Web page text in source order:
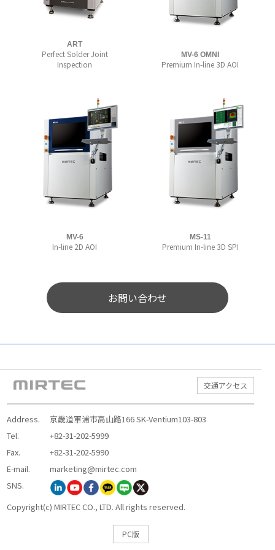
ART
Perfect Solder Joint
Inspection
MV-6 OMNI
Premium In-line 3D AOI
MV-6
In-line 2D AOI
MS-11
Premium In-line 3D SPI
お問い合わせ
交通アクセス
Address.
京畿道軍浦市高山路166 SK-Ventium103-803
Tel.
+82-31-202-5999
Fax.
+82-31-202-5990
E-mail.
marketing@mirtec.com
SNS.
Copyright(c) MIRTEC CO., LTD. All rights reserved.
PC版